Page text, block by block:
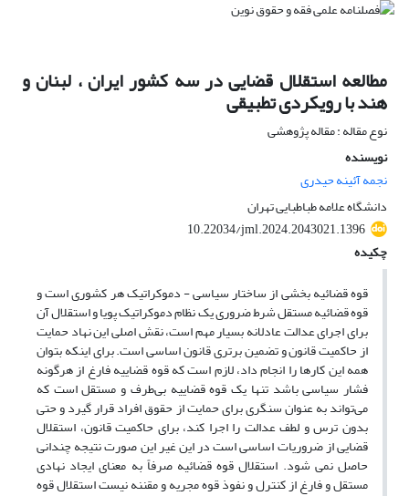
مطالعه استقلال قضایی در سه کشور ایران ، لبنان و
هند با رویکردی تطبیقی
نوع مقاله : مقاله پژوهشی
نویسنده
نجمه آئینه حیدری
دانشگاه علامه طباطبایی تهران
10.22034/jml.2024.2043021.1396
چکیده
قوه قضائیه بخشی از ساختار سیاسی - دموکراتیک هر کشوری است و
قوه قضائیه مستقل شرط ضروری یک نظام دموکراتیک پویا و استقلال آن
برای اجرای عدالت عادلانه بسیار مهم است، نقش اصلی این نهاد حمایت
از حاکمیت قانون و تضمین برتری قانون اساسی است. برای اینکه بتوان
همه این کارها را انجام داد، لازم است که قوه قضاییه فارغ از هرگونه
فشار سیاسی باشد تنها یک قوه قضاییه بی‌طرف و مستقل است که
می‌تواند به عنوان سنگری برای حمایت از حقوق افراد قرار گیرد و حتی
بدون ترس و لطف عدالت را اجرا کند، برای حاکمیت قانون، استقلال
قضایی از ضروریات اساسی است در این غیر این صورت نتیجه چندانی
حاصل نمی شود. استقلال قوه قضائیه صرفاً به معنای ایجاد نهادی
مستقل و فارغ از کنترل و نفوذ قوه مجریه و مقننه نیست استقلال قوه